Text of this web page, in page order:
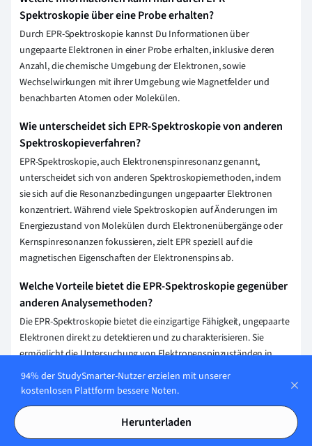
Spektroskopie über eine Probe erhalten?
Durch EPR-Spektroskopie kannst Du Informationen über
ungepaarte Elektronen in einer Probe erhalten, inklusive deren
Anzahl, die chemische Umgebung der Elektronen, sowie
Wechselwirkungen mit ihrer Umgebung wie Magnetfelder und
benachbarten Atomen oder Molekülen.
Wie unterscheidet sich EPR-Spektroskopie von anderen
Spektroskopieverfahren?
EPR-Spektroskopie, auch Elektronenspinresonanz genannt,
unterscheidet sich von anderen Spektroskopiemethoden, indem
sie sich auf die Resonanzbedingungen ungepaarter Elektronen
konzentriert. Während viele Spektroskopien auf Änderungen im
Energiezustand von Molekülen durch Elektronenübergänge oder
Kernspinresonanzen fokussieren, zielt EPR speziell auf die
magnetischen Eigenschaften der Elektronenspins ab.
Welche Vorteile bietet die EPR-Spektroskopie gegenüber
anderen Analysemethoden?
Die EPR-Spektroskopie bietet die einzigartige Fähigkeit, ungepaarte
Elektronen direkt zu detektieren und zu charakterisieren. Sie
ermöglicht die Untersuchung von Elektronenspinzuständen in
Materialien und biologischen Systemen, die mit anderen Methoden
nicht zugänglich sind. Zudem liefert sie Informationen über die
lokale chemische Umgebung der paramagnetischen Zentren.
Erklärung speichern
94% der StudySmarter-Nutzer erzielen mit unserer
kostenlosen Plattform bessere Noten.
Herunterladen